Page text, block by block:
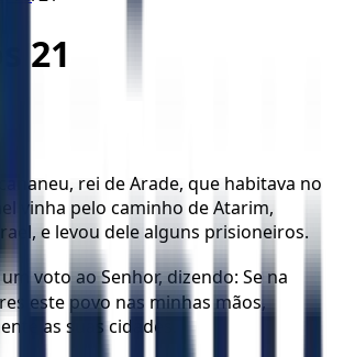
21
rei de Arade, que habitava no
vinha pelo caminho de Atarim,
e levou dele alguns prisioneiros.
um voto ao Senhor, dizendo: Se na
este povo nas minhas mãos,
as suas cidades.